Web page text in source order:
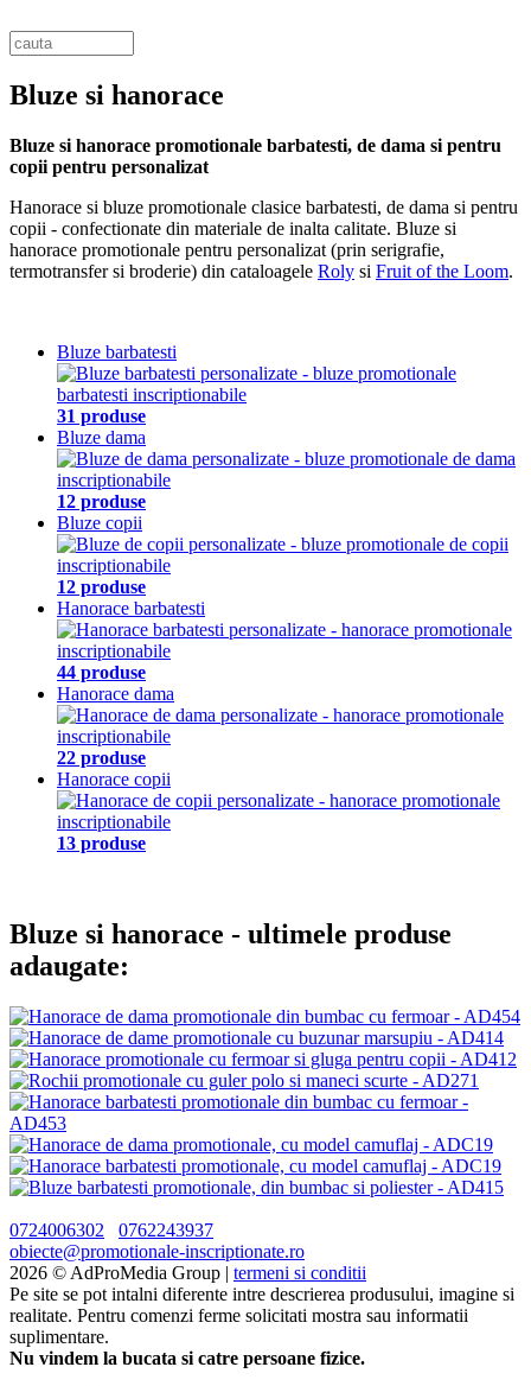
Bluze si hanorace
Bluze si hanorace promotionale barbatesti, de dama si pentru
copii pentru personalizat
Hanorace si bluze promotionale clasice barbatesti, de dama si pentru
copii - confectionate din materiale de inalta calitate. Bluze si
hanorace promotionale pentru personalizat (prin serigrafie,
termotransfer si broderie) din cataloagele Roly si Fruit of the Loom.
Bluze barbatesti
31 produse
Bluze dama
12 produse
Bluze copii
12 produse
Hanorace barbatesti
44 produse
Hanorace dama
22 produse
Hanorace copii
13 produse
Bluze si hanorace - ultimele produse
adaugate:
0724006302
0762243937
obiecte@promotionale-inscriptionate.ro
2026 © AdProMedia Group | termeni si conditii
Pe site se pot intalni diferente intre descrierea produsului, imagine si
realitate. Pentru comenzi ferme solicitati mostra sau informatii
suplimentare.
Nu vindem la bucata si catre persoane fizice.